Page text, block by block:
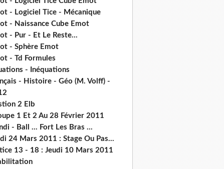
- Logiciel Tice - Mécanique
- Naissance Cube Emot
- Pur - Et Le Reste...
- Sphère Emot
- Td Formules
- Inéquations
- Histoire - Géo (M. Volff) -
2 Elb
1 Et 2 Au 28 Février 2011
- Ball ... Fort Les Bras ...
24 Mars 2011 : Stage Ou Pas...
13 - 18 : Jeudi 10 Mars 2011